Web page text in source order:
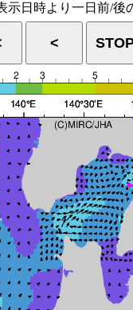
示日時より一日前/後